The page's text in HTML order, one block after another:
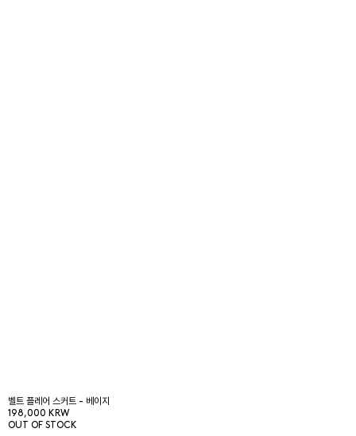
벨트 플레어 스커트 - 베이지
198,000 KRW
OUT OF STOCK